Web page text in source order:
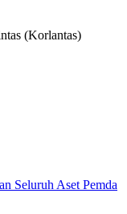
(Korlantas)
Seluruh Aset Pemda